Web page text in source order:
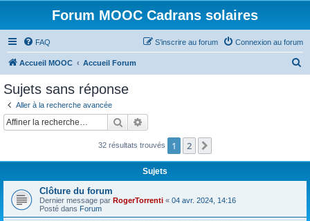
Forum MOOC Cadrans solaires
FAQ Connexion au forum
S’inscrire au forum
Accueil MOOC Accueil Forum
c
Sujets sans réponse
Aller à la recherche avancée
Rechercher
32 résultats trouvés 1 2
Sujets
Clôture du forum
Dernier message par RogerTorrenti « 04 avr. 2024, 14:16
Posté dans Forum